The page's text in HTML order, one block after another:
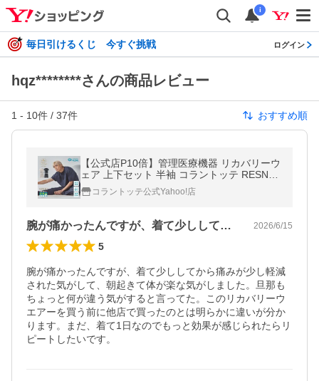
i
毎日引けるくじ 今すぐ挑戦 ログイン
hqz********さんの商品レビュー
1 - 10件 / 37件 おすすめ順
【公式店P10倍】管理医療機器 リカバリーウ
ェア 上下セット 半袖 コラントッテ RESNO
レスノ リカバリーパジャマ メンズ レディー
ス リカバリーウエア
コラントッテ公式Yahoo!店
腕が痛かったんですが、着て少ししてから… 2026/6/15
5
腕が痛かったんですが、着て少ししてから痛みが少し軽減
された気がして、朝起きて体が楽な気がしました。旦那も
ちょっと何が違う気がすると言ってた。このリカバリーウ
エアーを買う前に他店で買ったのとは明らかに違いが分か
ります。まだ、着て1日なのでもっと効果が感じられたらリ
ピートしたいです。